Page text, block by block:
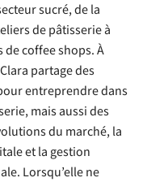
sucré, de la
de pâtisserie à
de coffee shops. À
partage des
entreprendre dans
mais aussi des
du marché, la
et la gestion
Lorsqu’elle ne